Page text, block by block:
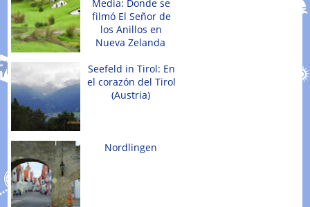
Media: Donde se
filmó El Señor de
los Anillos en
Nueva Zelanda
Seefeld in Tirol: En
el corazón del Tirol
(Austria)
Nordlingen